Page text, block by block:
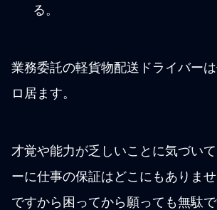
る。
業務委託の軽貨物配送ドライバー
ロ居ます。
才覚や能力が乏しいことに気づい
ーに仕事の保証はどこにもありま
ですから困ってから願っても無駄で